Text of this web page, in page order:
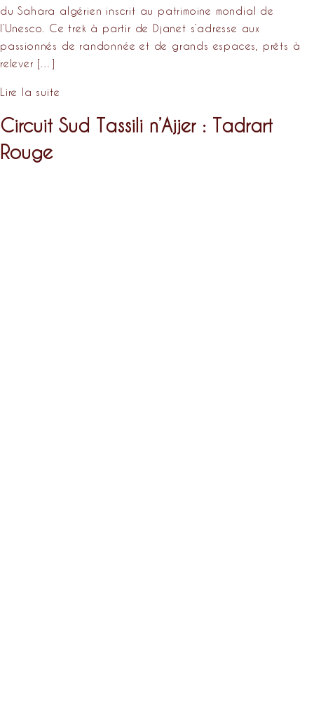
du Sahara algérien inscrit au patrimoine mondial de
l’Unesco. Ce trek à partir de Djanet s’adresse aux
passionnés de randonnée et de grands espaces, prêts à
relever […]
Lire la suite
Circuit Sud Tassili n’Ajjer : Tadrart
Rouge